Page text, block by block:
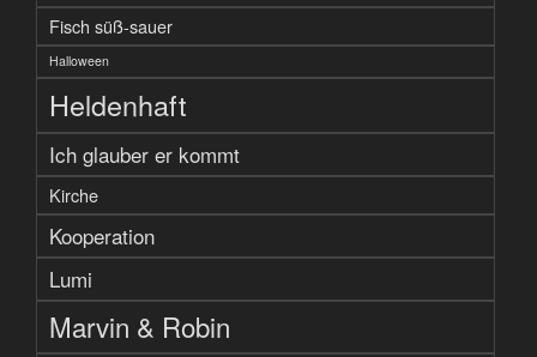
Fisch süß-sauer
Halloween
Heldenhaft
Ich glauber er kommt
Kirche
Kooperation
Lumi
Marvin & Robin